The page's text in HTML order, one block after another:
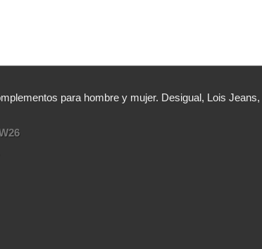
para hombre y mujer. Desigual, Lois